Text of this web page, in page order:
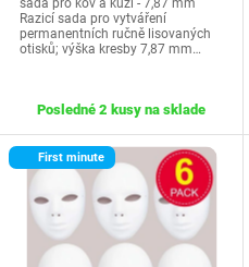
sada pro kov a kůži - 7,87 mm
Razicí sada pro vytváření
permanentních ručně lisovaných
otisků; výška kresby 7,87 mm…
Posledné 2 kusy na sklade
First minute